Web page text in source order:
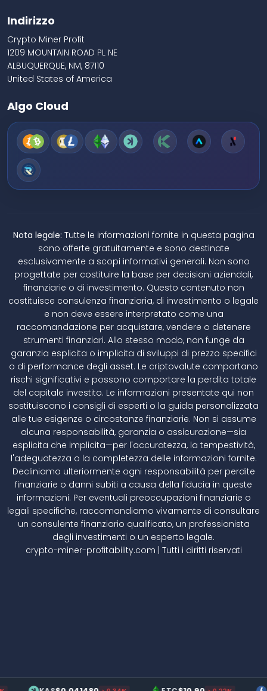
Indirizzo
Crypto Miner Profit
1209 MOUNTAIN ROAD PL NE
ALBUQUERQUE, NM, 87110
United States of America
Algo Cloud
Nota legale: Tutte le informazioni fornite in questa pagina
sono offerte gratuitamente e sono destinate
esclusivamente a scopi informativi generali. Non sono
progettate per costituire la base per decisioni aziendali,
finanziarie o di investimento. Questo contenuto non
costituisce consulenza finanziaria, di investimento o legale
e non deve essere interpretato come una
raccomandazione per acquistare, vendere o detenere
strumenti finanziari. Allo stesso modo, non funge da
garanzia esplicita o implicita di sviluppi di prezzo specifici
o di performance degli asset. Le criptovalute comportano
rischi significativi e possono comportare la perdita totale
del capitale investito. Le informazioni presentate qui non
sostituiscono i consigli di esperti o la guida personalizzata
alle tue esigenze o circostanze finanziarie. Non si assume
alcuna responsabilità, garanzia o assicurazione—sia
esplicita che implicita—per l'accuratezza, la tempestività,
l'adeguatezza o la completezza delle informazioni fornite.
Decliniamo ulteriormente ogni responsabilità per perdite
finanziarie o danni subiti a causa della fiducia in queste
informazioni. Per eventuali preoccupazioni finanziarie o
legali specifiche, raccomandiamo vivamente di consultare
un consulente finanziario qualificato, un professionista
degli investimenti o un esperto legale.
crypto-miner-profitability.com | Tutti i diritti riservati